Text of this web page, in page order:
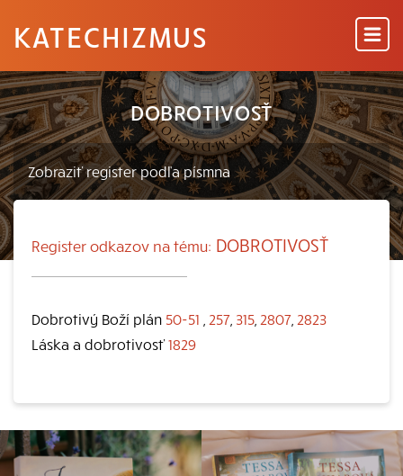
KATECHIZMUS
DOBROTIVOSŤ
Register odkazov na tému: DOBROTIVOSŤ
Dobrotivý Boží plán 50-51 257 315 2807 2823
Láska a dobrotivosť1829